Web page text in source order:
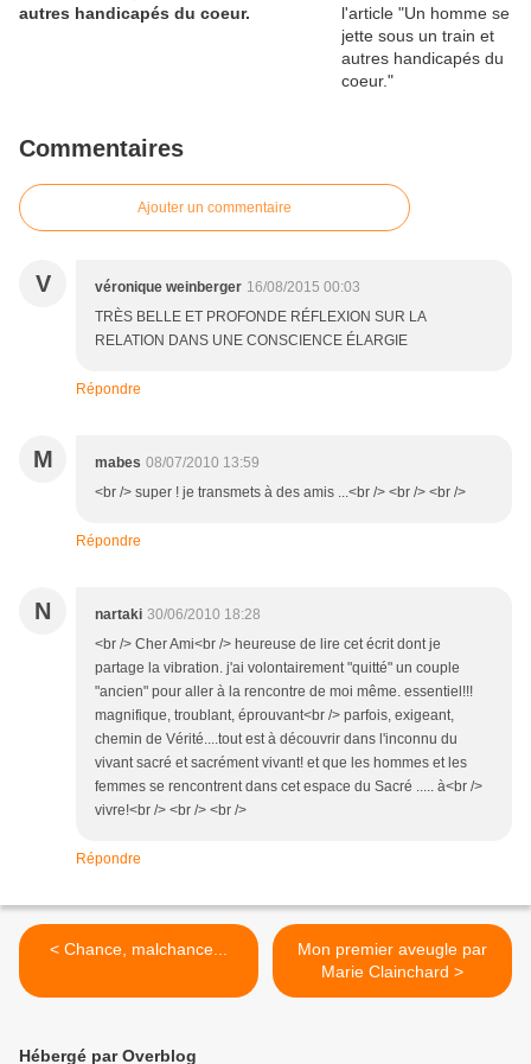
autres handicapés du coeur.
Commentaires
Ajouter un commentaire
V véronique weinberger 16/08/2015 00:03
TRÈS BELLE ET PROFONDE RÉFLEXION SUR LA
RELATION DANS UNE CONSCIENCE ÉLARGIE
Répondre
M mabes 08/07/2010 13:59
<br /> super ! je transmets à des amis ...<br /> <br /> <br />
Répondre
N nartaki 30/06/2010 18:28
<br /> Cher Ami<br /> heureuse de lire cet écrit dont je
partage la vibration. j'ai volontairement "quitté" un couple
"ancien" pour aller à la rencontre de moi même. essentiel!!!
magnifique, troublant, éprouvant<br /> parfois, exigeant,
chemin de Vérité....tout est à découvrir dans l'inconnu du
vivant sacré et sacrément vivant! et que les hommes et les
femmes se rencontrent dans cet espace du Sacré ..... à<br />
vivre!<br /> <br /> <br />
Répondre
< Chance, malchance...
Mon premier aveugle par
Marie Clainchard >
Hébergé par Overblog